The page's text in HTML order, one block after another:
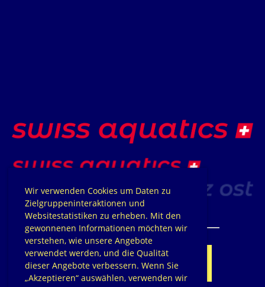
Wir verwenden Cookies um Daten zu
Zielgruppeninteraktionen und
Websitestatistiken zu erheben. Mit den
gewonnenen Informationen möchten wir
verstehen, wie unsere Angebote
verwendet werden, und die Qualität
dieser Angebote verbessern. Wenn Sie
„Akzeptieren“ auswählen, verwenden wir
ClubSponsorwerden